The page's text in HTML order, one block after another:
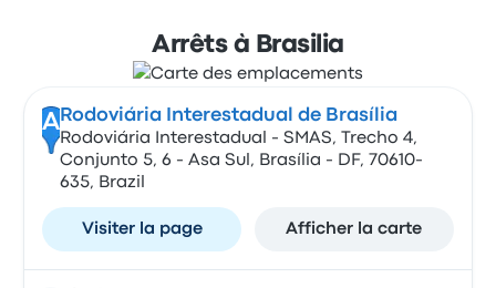
Arrêts à Brasilia
A Rodoviária Interestadual de Brasília
Rodoviária Interestadual - SMAS, Trecho 4,
Conjunto 5, 6 - Asa Sul, Brasília - DF, 70610-
635, Brazil
Visiter la page Afficher la carte